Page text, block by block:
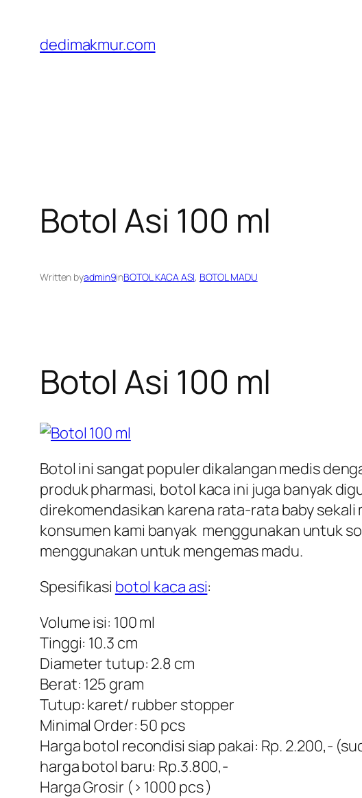
content
dedimakmur.com
Botol Asi 100 ml
Written byadmin9inBOTOL KACA ASI, BOTOL MADU
Botol Asi 100 ml
Botol ini sangat populer dikalangan medis
produk pharmasi, botol kaca ini juga banyak
direkomendasikan karena rata-rata baby sekali
konsumen kami banyak menggunakan untuk
menggunakan untuk mengemas madu.
Spesifikasi botol kaca asi:
Volume isi: 100 ml
Tinggi: 10.3 cm
Diameter tutup: 2.8 cm
Berat: 125 gram
Tutup: karet/ rubber stopper
Minimal Order: 50 pcs
Harga botol recondisi siap pakai: Rp. 2.200,-
harga botol baru: Rp.3.800,-
Harga Grosir (> 1000 pcs )